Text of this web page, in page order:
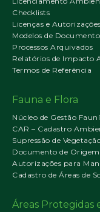
Checklists
Licenças e
Modelos de
Processos Arquivados
Relatórios de Impacto
Termos de Referência
Fauna e Flora
Núcleo de Gestão
CAR – Cadastro
Supressão de
Documento de
Autorizações para
Cadastro de Áreas de
Áreas Protegidas